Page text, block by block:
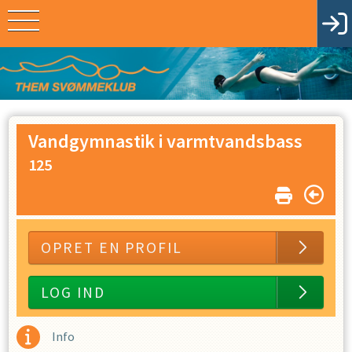
Vandgymnastik i varmtvandsbass
125
OPRET EN PROFIL
LOG IND
Info